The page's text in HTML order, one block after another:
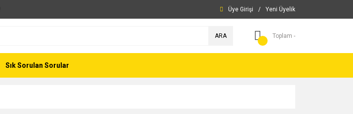
Üye Girişi / Yeni Üyelik
ARA Toplam -
Sık Sorulan Sorular